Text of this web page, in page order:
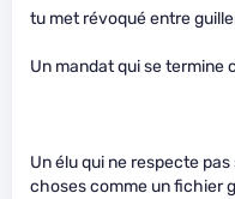
tu met révoqué entre
Un mandat qui se termine
Un élu qui ne respecte
choses comme un fichier